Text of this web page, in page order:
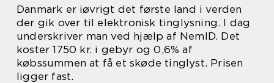
Danmark er iøvrigt det første land i verden
der gik over til elektronisk tinglysning. I dag
underskriver man ved hjælp af NemID. Det
koster 1750 kr. i gebyr og 0,6% af
købssummen at få et skøde tinglyst. Prisen
ligger fast.